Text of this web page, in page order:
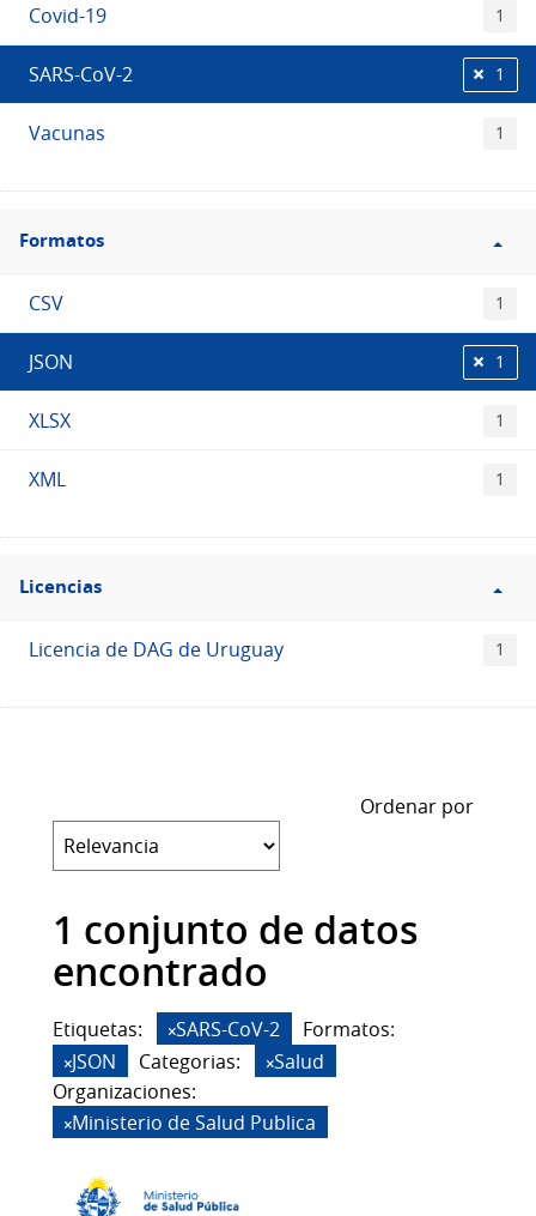
Covid-19 1
SARS-CoV-2 1
Vacunas 1
Filtro
Formatos
Formatos
CSV 1
JSON 1
XLSX 1
XML 1
Filtro
Licencias
Licencias
Licencia de DAG de Uruguay 1
Ordenar por
1 conjunto de datos
encontrado
Etiquetas: SARS-CoV-2
Formatos:
JSON
Categorias:
Salud
Organizaciones:
Ministerio de Salud Publica